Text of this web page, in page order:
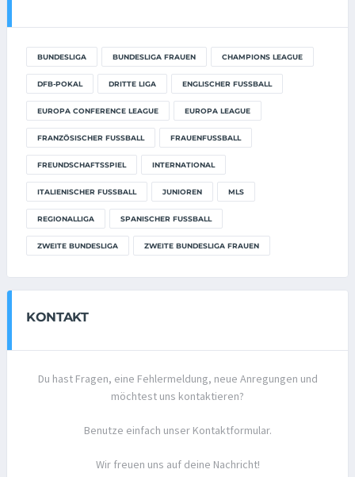
BUNDESLIGA BUNDESLIGA FRAUEN CHAMPIONS LEAGUE
DFB-POKAL DRITTE LIGA ENGLISCHER FUSSBALL
EUROPA CONFERENCE LEAGUE EUROPA LEAGUE
FRANZÖSISCHER FUSSBALL FRAUENFUSSBALL
FREUNDSCHAFTSSPIEL INTERNATIONAL
ITALIENISCHER FUSSBALL JUNIOREN MLS
REGIONALLIGA SPANISCHER FUSSBALL
ZWEITE BUNDESLIGA ZWEITE BUNDESLIGA FRAUEN
KONTAKT
Du hast Fragen, eine Fehlermeldung, neue Anregungen und
möchtest uns kontaktieren?
Benutze einfach unser Kontaktformular.
Wir freuen uns auf deine Nachricht!